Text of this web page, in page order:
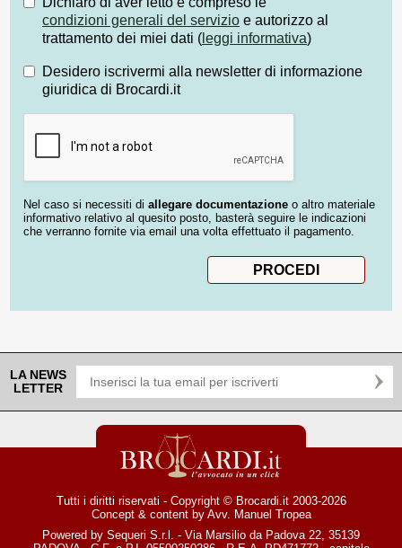
condizioni generali del servizio e autorizzo al
trattamento dei miei dati ( leggi informativa)
Desidero iscrivermi alla newsletter di informazione
giuridica di Brocardi.it
Nel caso si necessiti di allegare documentazione o altro materiale
informativo relativo al quesito posto, basterà seguire le indicazioni
che verranno fornite via email una volta effettuato il pagamento.
LA NEWS
LETTER
Tutti i diritti riservati - Copyright © Brocardi.it 2003-2026
Concept & content by Avv. Manuel Tropea
Powered by Sequeri S.r.l. - Via Marsilio da Padova 22, 35139